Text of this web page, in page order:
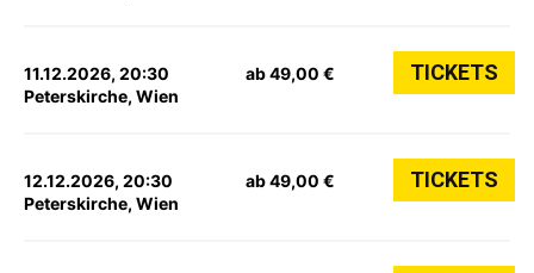
11.12.2026, 20:30
Peterskirche, Wien
ab 49,00 € TICKETS
12.12.2026, 20:30
Peterskirche, Wien
ab 49,00 € TICKETS